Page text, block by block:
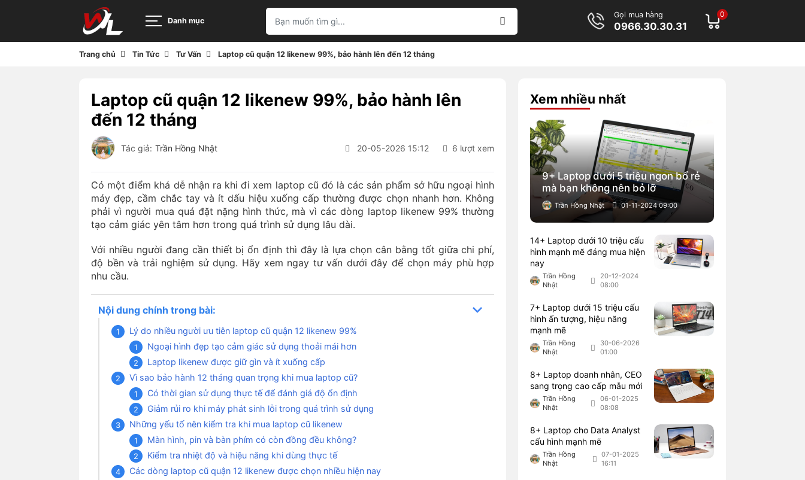
Danh mục
Gọi mua hàng
0966.30.30.31
0
Trang chủ Tin Tức Tư Vấn Laptop cũ quận 12 likenew 99%, bảo hành lên đến 12 tháng
Laptop cũ quận 12 likenew 99%, bảo hành lên
đến 12 tháng
Tác giả: Trần Hồng Nhật 20-05-2026 15:12 6 lượt xem
Có một điểm khá dễ nhận ra khi đi xem laptop cũ đó là các sản phẩm sở hữu ngoại hình
máy đẹp, cầm chắc tay và ít dấu hiệu xuống cấp thường được chọn nhanh hơn. Không
phải vì người mua quá đặt nặng hình thức, mà vì các dòng laptop likenew 99% thường
tạo cảm giác yên tâm hơn trong quá trình sử dụng lâu dài.
Với nhiều người đang cần thiết bị ổn định thì đây là lựa chọn cân bằng tốt giữa chi phí,
độ bền và trải nghiệm sử dụng. Hãy xem ngay tư vấn dưới đây để chọn máy phù hợp
nhu cầu.
Nội dung chính trong bài:
Lý do nhiều người ưu tiên laptop cũ quận 12 likenew 99%
Ngoại hình đẹp tạo cảm giác sử dụng thoải mái hơn
Laptop likenew được giữ gìn và ít xuống cấp
Vì sao bảo hành 12 tháng quan trọng khi mua laptop cũ?
Có thời gian sử dụng thực tế để đánh giá độ ổn định
Giảm rủi ro khi máy phát sinh lỗi trong quá trình sử dụng
Những yếu tố nên kiểm tra khi mua laptop cũ likenew
Màn hình, pin và bàn phím có còn đồng đều không?
Kiểm tra nhiệt độ và hiệu năng khi dùng thực tế
Các dòng laptop cũ quận 12 likenew được chọn nhiều hiện nay
Xem nhiều nhất
9+ Laptop dưới 5 triệu ngon bổ rẻ
mà bạn không nên bỏ lỡ
Trần Hồng Nhật 01-11-2024 09:00
14+ Laptop dưới 10 triệu cấu
hình mạnh mẽ đáng mua hiện
nay
Trần Hồng
Nhật
20-12-2024
08:00
7+ Laptop dưới 15 triệu cấu
hình ấn tượng, hiệu năng
mạnh mẽ
Trần Hồng
Nhật
30-06-2026
01:00
8+ Laptop doanh nhân, CEO
sang trọng cao cấp mẫu mới
Trần Hồng
Nhật
06-01-2025
08:08
8+ Laptop cho Data Analyst
cấu hình mạnh mẽ
Trần Hồng
Nhật
07-01-2025
16:11